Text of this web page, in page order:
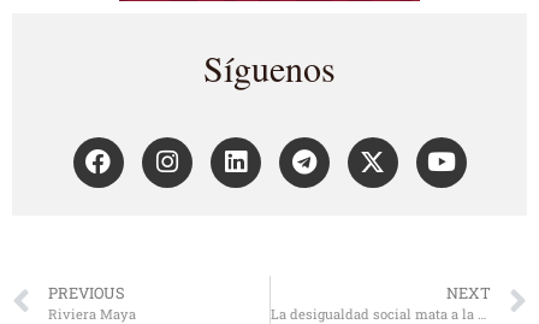
Síguenos
PREVIOUS
Riviera Maya
NEXT